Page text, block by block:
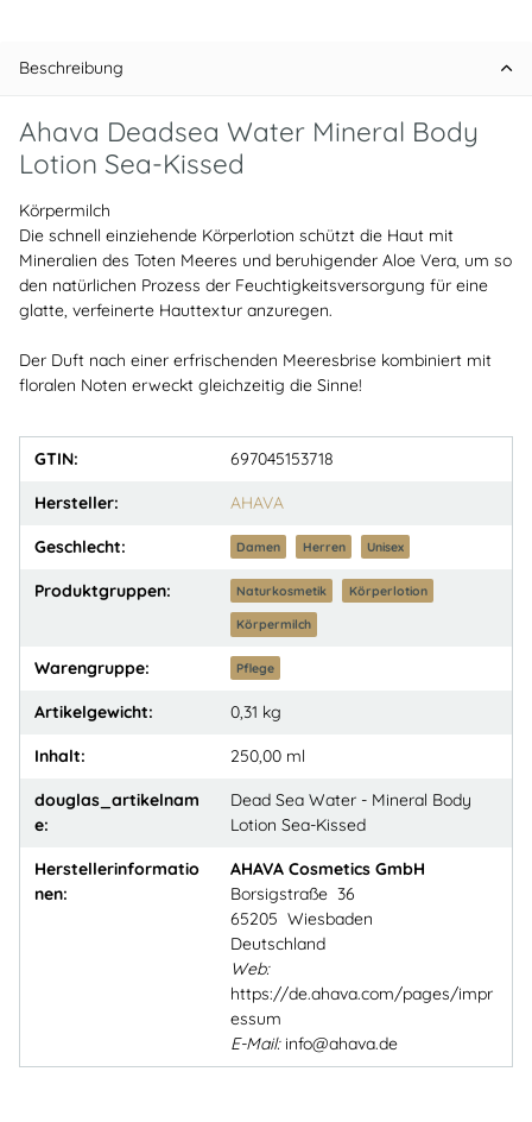
Beschreibung
Ahava Deadsea Water Mineral Body
Lotion Sea-Kissed
Körpermilch
Die schnell einziehende Körperlotion schützt die Haut mit
Mineralien des Toten Meeres und beruhigender Aloe Vera, um so
den natürlichen Prozess der Feuchtigkeitsversorgung für eine
glatte, verfeinerte Hauttextur anzuregen.
Der Duft nach einer erfrischenden Meeresbrise kombiniert mit
floralen Noten erweckt gleichzeitig die Sinne!
GTIN: 697045153718
Hersteller: AHAVA
Geschlecht: Damen Herren Unisex
Produktgruppen: Naturkosmetik Körperlotion
Körpermilch
Warengruppe: Pflege
Artikelgewicht: 0,31 kg
Inhalt: 250,00 ml
douglas_artikelnam
e:
Dead Sea Water - Mineral Body
Lotion Sea-Kissed
Herstellerinformatio
nen:
AHAVA Cosmetics GmbH
Borsigstraße 36
65205 Wiesbaden
Deutschland
Web:
https://de.ahava.com/pages/impr
essum
E-Mail:info@ahava.de